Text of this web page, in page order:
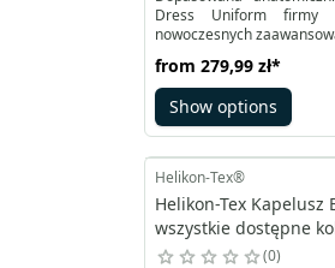
Dress Uniform firmy
nowoczesnych
VersaStretch® oraz
zapewnia najwyższą
swobodę ruchów i
powietrza.
from 279,99 zł*
Show options
Helikon-Tex®
Helikon-Tex Kapelusz
wszystkie dostępne
0